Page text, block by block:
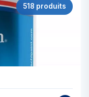
518 produits